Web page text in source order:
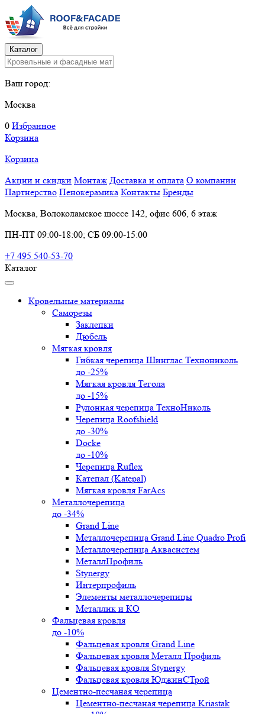
Каталог
Ваш город:
Москва
0 Избранное
Корзина
Корзина
Акции и скидки Монтаж Доставка и оплата О компании
Партнерство Пенокерамика Контакты Бренды
Москва, Волоколамское шоссе 142, офис 606, 6 этаж
ПН-ПТ 09:00-18:00; СБ 09:00-15:00
+7 495 540-53-70
Каталог
Кровельные материалы
Саморезы
Заклепки
Дюбель
Мягкая кровля
Гибкая черепица Шинглас Технониколь
до -25%
Мягкая кровля Тегола
до -15%
Рулонная черепица ТехноНиколь
Черепица Roofshield
до -30%
Docke
до -10%
Черепица Ruflex
Катепал (Katepal)
Мягкая кровля FarAcs
Металлочерепица
до -34%
Grand Line
Металлочерепица Grand Line Quadro Profi
Металлочерепица Аквасистем
МеталлПрофиль
Stynergy
Интерпрофиль
Элементы металлочерепицы
Металлик и КО
Фальцевая кровля
до -10%
Фальцевая кровля Grand Line
Фальцевая кровля Металл Профиль
Фальцевая кровля Stynergy
Фальцевая кровля ЮджинСТрой
Цементно-песчаная черепица
Цементно-песчаная черепица Kriastak